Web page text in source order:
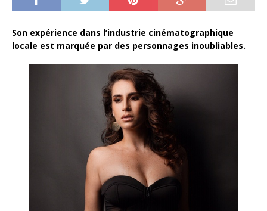
Son expérience dans l’industrie cinématographique
locale est marquée par des personnages inoubliables.